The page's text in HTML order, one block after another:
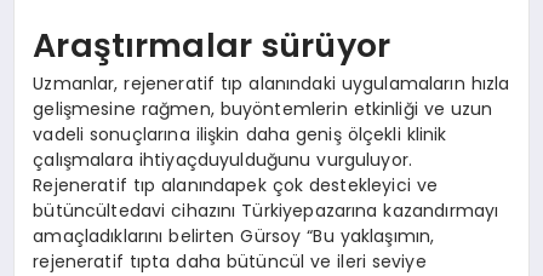
Araştırmalar sürüyor
Uzmanlar, rejeneratif tıp alanındaki uygulamaların hızla
gelişmesine rağmen, buyöntemlerin etkinliği ve uzun
vadeli sonuçlarına ilişkin daha geniş ölçekli klinik
çalışmalara ihtiyaçduyulduğunu vurguluyor.
Rejeneratif tıp alanındapek çok destekleyici ve
bütüncültedavi cihazını Türkiyepazarına kazandırmayı
amaçladıklarını belirten Gürsoy “Bu yaklaşımın,
rejeneratif tıpta daha bütüncül ve ileri seviye